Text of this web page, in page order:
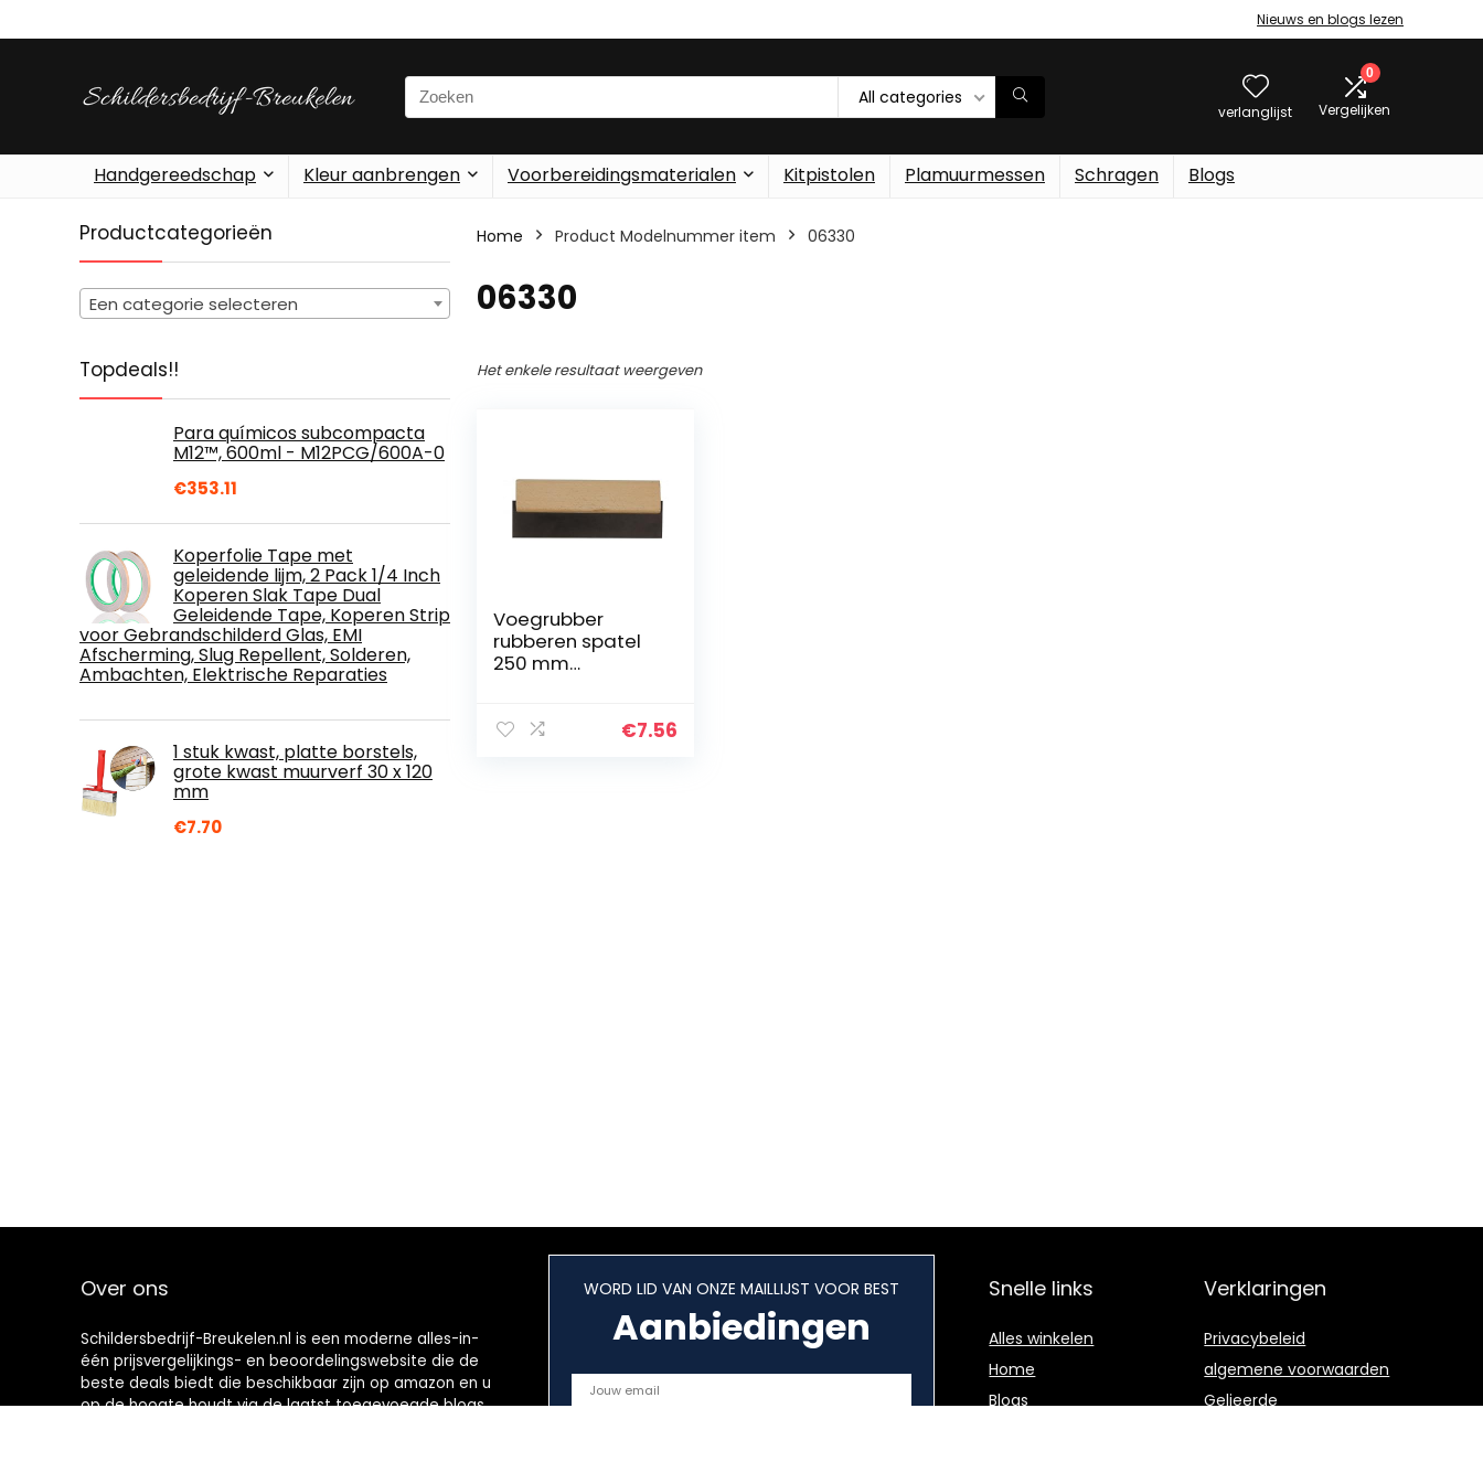
Nieuws en blogs lezen
Search
for:
All categories
verlanglijst
0
Vergelijken
Handgereedschap Kleur aanbrengen Voorbereidingsmaterialen Kitpistolen Plamuurmessen Schragen Blogs
Productcategorieën
Een categorie selecteren
Topdeals!!
Para químicos subcompacta
M12™, 600ml - M12PCG/600A-0
€353.11
Koperfolie Tape met
geleidende lijm, 2 Pack 1/4 Inch
Koperen Slak Tape Dual
Geleidende Tape, Koperen Strip
voor Gebrandschilderd Glas, EMI
Afscherming, Slug Repellent, Solderen,
Ambachten, Elektrische Reparaties
1 stuk kwast, platte borstels,
grote kwast muurverf 30 x 120
mm
€7.70
Home Product Modelnummer item ‎06330
‎06330
Het enkele resultaat weergeven
Voegrubber
rubberen spatel
250 mm
€7.56
Over ons
Schildersbedrijf-Breukelen.nl is een moderne alles-in-
één prijsvergelijkings- en beoordelingswebsite die de
beste deals biedt die beschikbaar zijn op amazon en u
op de hoogte houdt via de laatst toegevoegde blogs.
WORD LID VAN ONZE MAILLIJST VOOR BEST
Aanbiedingen
Snelle links
Alles winkelen
Home
Blogs
Verklaringen
Privacybeleid
algemene voorwaarden
Gelieerde